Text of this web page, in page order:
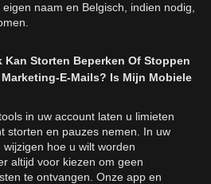
naam en Belgisch, indien nodig,
Kan Storten Beperken Of Stoppen
E-Mails? Is Mijn Mobiele
in uw account laten u limieten
storten en pauzes nemen. In uw
hoe u wilt worden
altijd voor kiezen om geen
te ontvangen. Onze app en